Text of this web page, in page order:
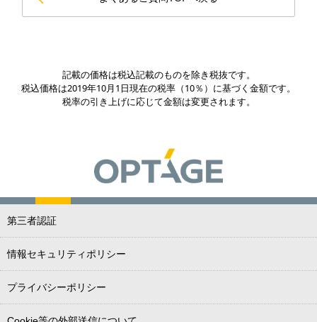
記載の価格は税込記載のものを除き税抜です。
税込価格は2019年10月1日現在の税率（10％）に基づく金額です。
税率の引き上げに応じて金額は変更されます。
第三者認証
情報セキュリティポリシー
プライバシーポリシー